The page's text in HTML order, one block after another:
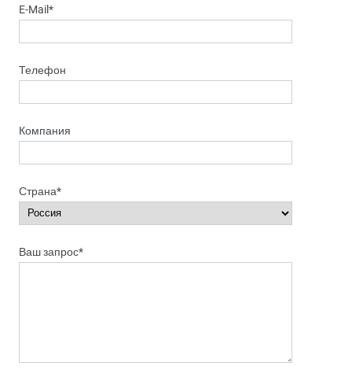
E-Mail*
Телефон
Компания
Страна*
Ваш запрос*